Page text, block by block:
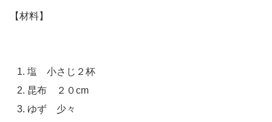
【材料】
塩 小さじ２杯
昆布 ２０cm
ゆず 少々